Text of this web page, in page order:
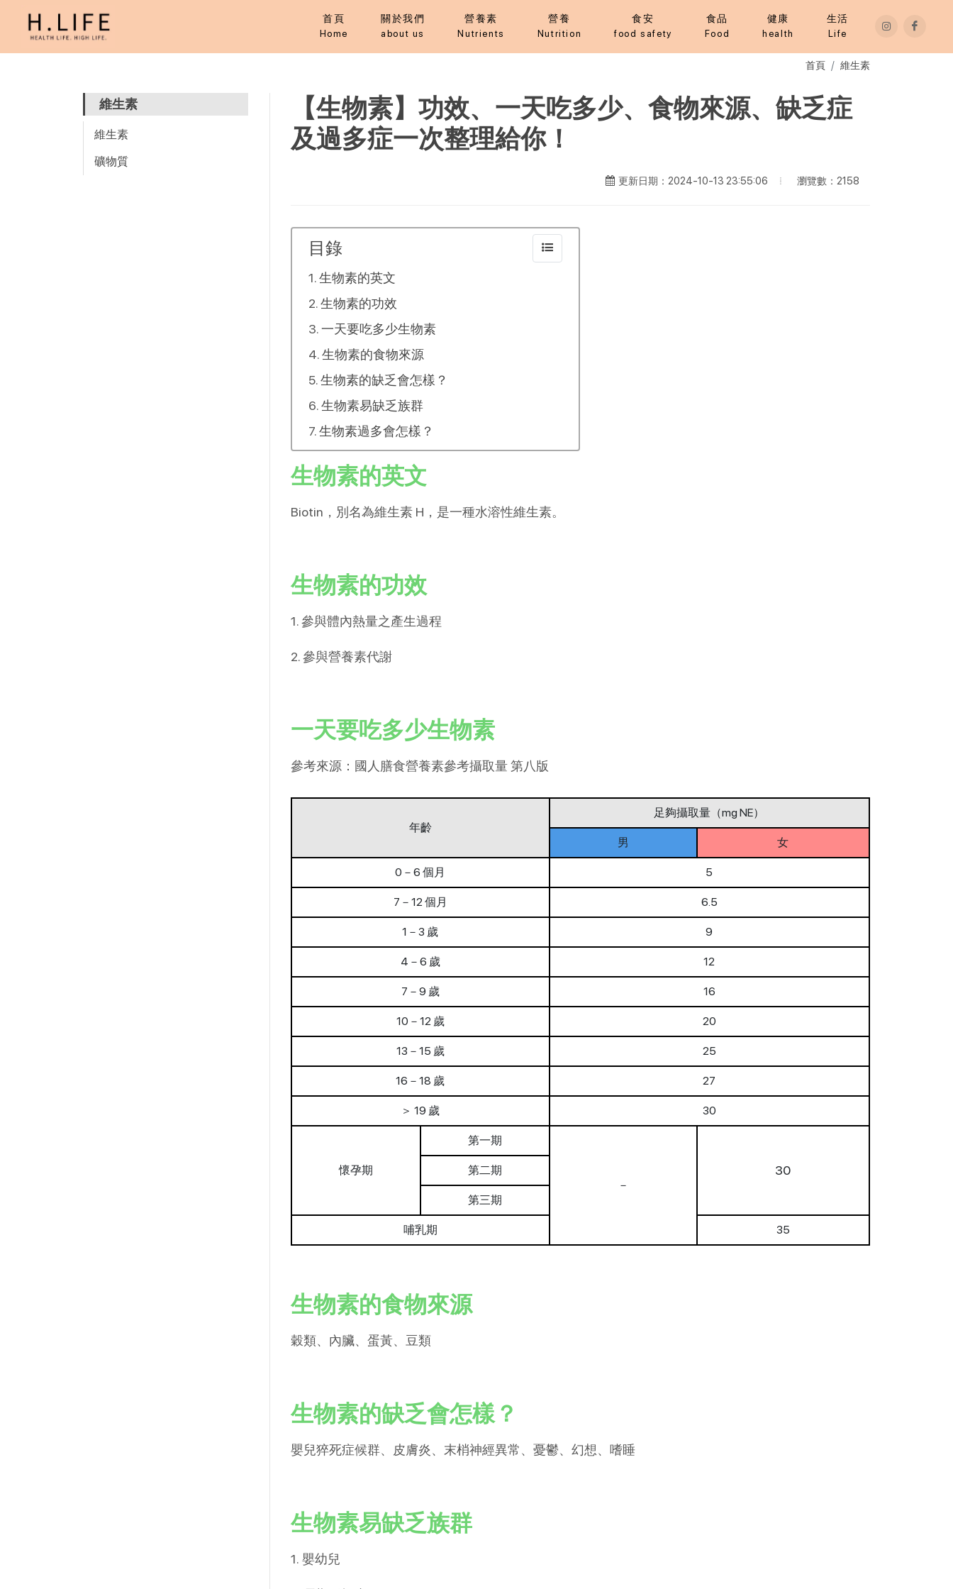
首頁
Home
關於我們
about us
營養素
Nutrients
營養
Nutrition
食安
food safety
食品
Food
健康
health
生活
Life
首頁 維生素
維生素
維生素
礦物質
【生物素】功效、一天吃多少、食物來源、缺乏症
及過多症一次整理給你！
更新日期：2024-10-13 23:55:06 瀏覽數：2158
目錄
生物素的英文
生物素的功效
一天要吃多少生物素
生物素的食物來源
生物素的缺乏會怎樣？
生物素易缺乏族群
生物素過多會怎樣？
生物素的英文
Biotin，別名為維生素 H，是一種水溶性維生素。
生物素的功效
1. 參與體內熱量之產生過程
2. 參與營養素代謝
一天要吃多少生物素
參考來源：國人膳食營養素參考攝取量 第八版
年齡
足夠攝取量（mg NE）
男 女
0－6 個月 5
7－12 個月 6.5
1－3 歲 9
4－6 歲 12
7－9 歲 16
10－12 歲 20
13－15 歲 25
16－18 歲 27
＞ 19 歲 30
懷孕期
第一期
－
30
第二期
第三期
哺乳期 35
生物素的食物來源
穀類、內臟、蛋黃、豆類
生物素的缺乏會怎樣？
嬰兒猝死症候群、皮膚炎、末梢神經異常、憂鬱、幻想、嗜睡
生物素易缺乏族群
1. 嬰幼兒